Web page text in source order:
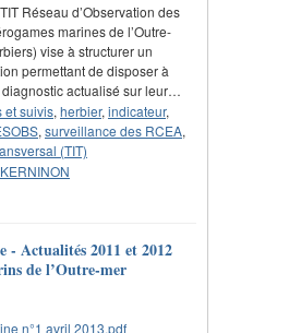
Réseau d’Observation des
marines de l’Outre-
vise à structurer un
permettant de disposer à
actualisé sur leur…
et suivis, herbier, indicateur,
, surveillance des RCEA,
(TIT)
- Actualités 2011 et 2012
de l’Outre-mer